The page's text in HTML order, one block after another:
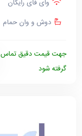
وای فای رایگان
دوش و وان حمام
جهت قیمت دقیق تماس
گرفته شود